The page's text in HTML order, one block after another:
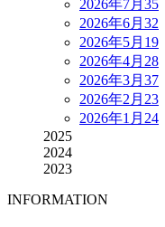
2026年7月 35
2026年6月 32
2026年5月 19
2026年4月 28
2026年3月 37
2026年2月 23
2026年1月 24
2025
2024
2023
INFORMATION